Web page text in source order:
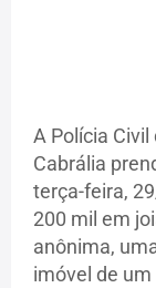
A Polícia
Cabrália
terça-feira,
200 mil em
anônima,
imóvel de